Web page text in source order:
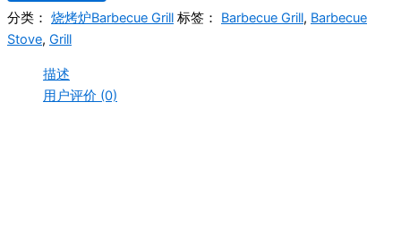
分类： 烧烤炉Barbecue Grill 标签： Barbecue Grill, Barbecue
Stove, Grill
描述
用户评价 (0)